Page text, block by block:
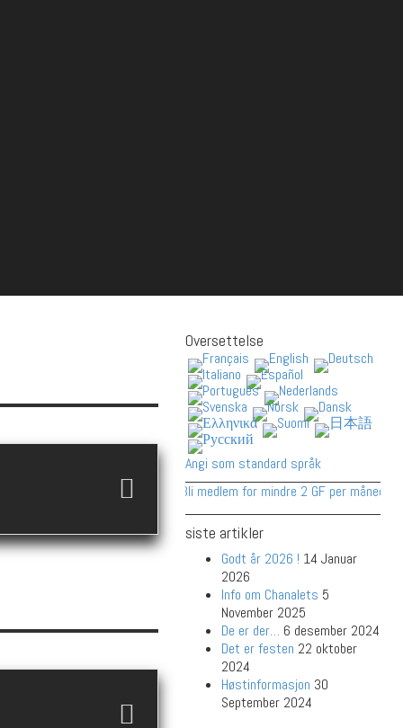
Oversettelse
Angi som standard språk
Bli medlem for mindre 2 GF per måned!
siste artikler
Godt år 2026 ! 14 Januar
2026
Info om Chanalets 5
November 2025
De er der… 6 desember 2024
Det er festen 22 oktober
2024
Høstinformasjon 30
September 2024